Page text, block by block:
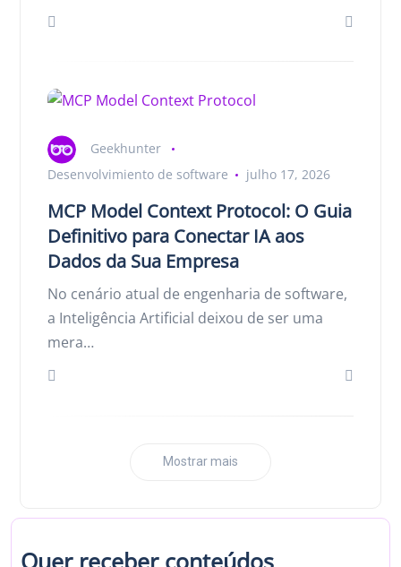
Geekhunter
Desenvolvimiento de software
julho 17, 2026
MCP Model Context Protocol: O Guia
Definitivo para Conectar IA aos
Dados da Sua Empresa
No cenário atual de engenharia de software,
a Inteligência Artificial deixou de ser uma
mera…
Mostrar mais
Quer receber conteúdos